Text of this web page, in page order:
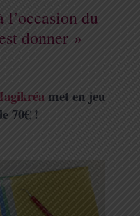
l’occasion du
donner »
met en jeu
70€ !